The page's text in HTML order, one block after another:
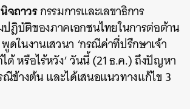
จถาวรกรรมการและเลขาธิการ
ปฎิบัติของภาคเอกชนไทยในการต่อต้าน
ดในงานเสวนา ‘กรณีค่าที่ปรึกษาเจ้า
หรือไร้หวัง’ วันนี้ (21 ธ.ค.) ถึงปัญหา
ข้างต้น และได้เสนอแนวทางแก้ไข 3
TWEET LINE EMAIL